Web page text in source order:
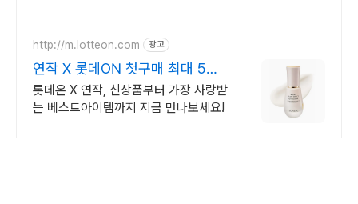
http://m.lotteon.com 광고
연작 X 롯데ON 첫구매 최대 5천
원 혜택!
롯데온 X 연작, 신상품부터 가장 사랑받
는 베스트아이템까지 지금 만나보세요!